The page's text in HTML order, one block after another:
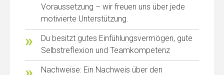
Voraussetzung – wir freuen uns über jede
motivierte Unterstützung.
Du besitzt gutes Einfühlungsvermögen, gute
Selbstreflexion und Teamkompetenz
Nachweise: Ein Nachweis über den